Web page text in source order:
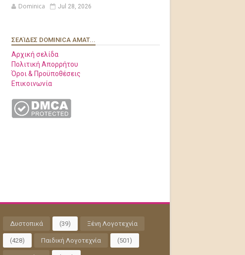
Dominica Jul 28, 2026
ΣΕΛΊΔΕΣ DOMINICA AMAT...
Αρχική σελίδα
Πολιτική Απορρήτου
Όροι & Προϋποθέσεις
Επικοινωνία
Δυστοπικά (39) Ξένη Λογοτεχνία
(428) Παιδική Λογοτεχνία (501)